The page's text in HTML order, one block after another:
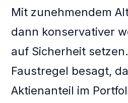
Mit zunehmendem
dann konservativer
auf Sicherheit
Faustregel besagt,
Aktienanteil im